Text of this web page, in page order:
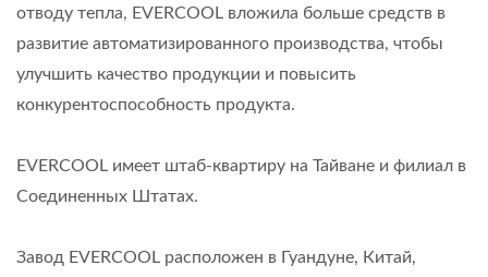
отводу тепла, EVERCOOL вложила больше средств в
развитие автоматизированного производства, чтобы
улучшить качество продукции и повысить
конкурентоспособность продукта.
EVERCOOL имеет штаб-квартиру на Тайване и филиал в
Соединенных Штатах.
Завод EVERCOOL расположен в Гуандуне, Китай,